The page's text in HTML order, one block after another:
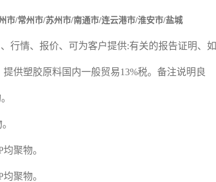
市/常州市/苏州市/南通市/连云港市/淮安市/盐城
行情、报价、可为客户提供:有关的报告证明、如
提供塑胶原料国内一般贸易13%税。备注说明良
均聚物。
均聚物。